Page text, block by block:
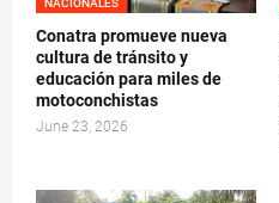
NACIONALES
Conatra promueve nueva
cultura de tránsito y
educación para miles de
motoconchistas
June 23, 2026